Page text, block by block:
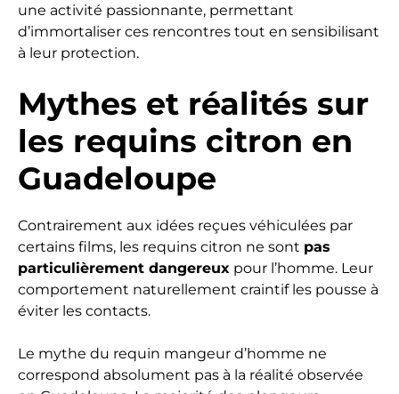
une activité passionnante, permettant
d’immortaliser ces rencontres tout en sensibilisant
à leur protection.
Mythes et réalités sur
les requins citron en
Guadeloupe
Contrairement aux idées reçues véhiculées par
certains films, les requins citron ne sont pas
particulièrement dangereux pour l’homme. Leur
comportement naturellement craintif les pousse à
éviter les contacts.
Le mythe du requin mangeur d’homme ne
correspond absolument pas à la réalité observée